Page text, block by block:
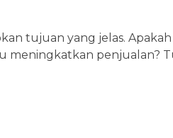
tujuan yang jelas. Apakah
meningkatkan penjualan?